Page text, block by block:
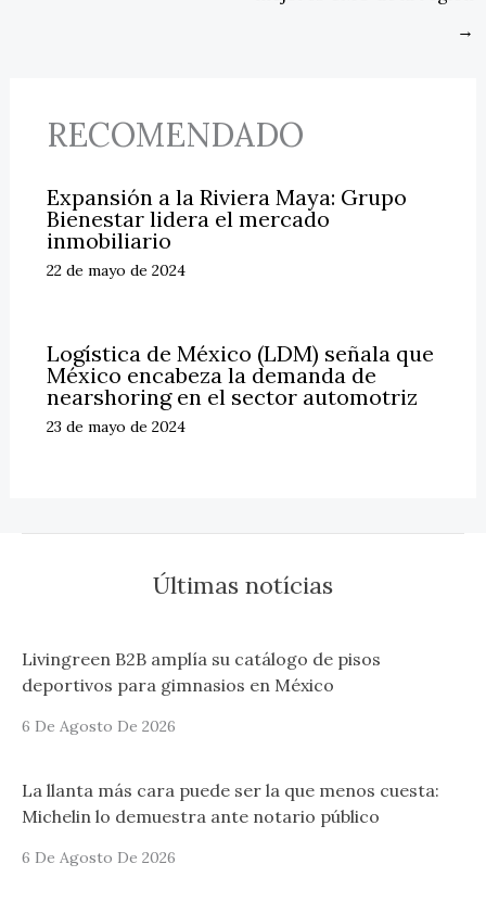
→
RECOMENDADO
Expansión a la Riviera Maya: Grupo
Bienestar lidera el mercado
inmobiliario
22 de mayo de 2024
Logística de México (LDM) señala que
México encabeza la demanda de
nearshoring en el sector automotriz
23 de mayo de 2024
Últimas notícias
Livingreen B2B amplía su catálogo de pisos
deportivos para gimnasios en México
6 De Agosto De 2026
La llanta más cara puede ser la que menos cuesta:
Michelin lo demuestra ante notario público
6 De Agosto De 2026